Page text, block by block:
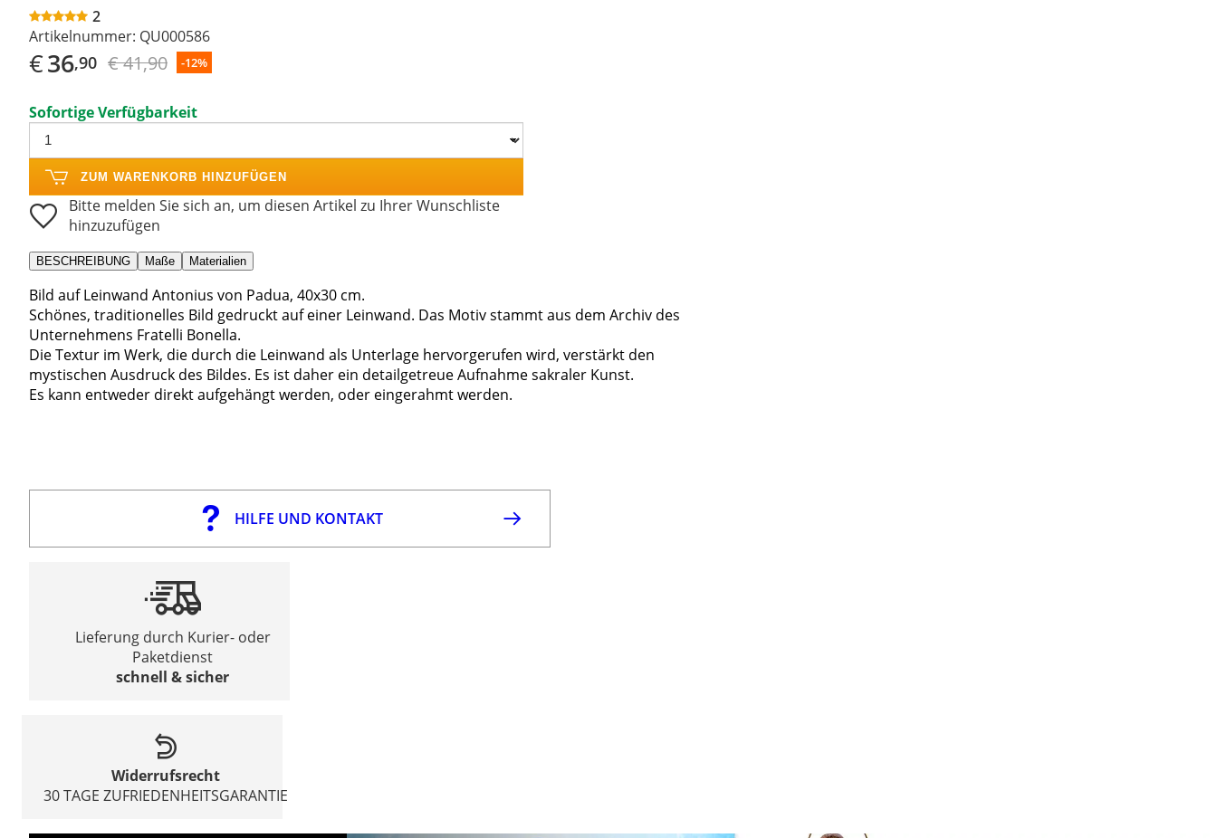
2
Artikelnummer: QU000586
€36,90 € 41,90 -12%
Sofortige Verfügbarkeit
ZUM WARENKORB HINZUFÜGEN
Bitte melden Sie sich an, um diesen Artikel zu Ihrer Wunschliste
hinzuzufügen
BESCHREIBUNG Maße Materialien
Bild auf Leinwand Antonius von Padua, 40x30 cm.
Schönes, traditionelles Bild gedruckt auf einer Leinwand. Das Motiv stammt aus dem Archiv des
Unternehmens Fratelli Bonella.
Die Textur im Werk, die durch die Leinwand als Unterlage hervorgerufen wird, verstärkt den
mystischen Ausdruck des Bildes. Es ist daher ein detailgetreue Aufnahme sakraler Kunst.
Es kann entweder direkt aufgehängt werden, oder eingerahmt werden.
HILFE UND KONTAKT
Lieferung durch Kurier- oder
Paketdienst
schnell & sicher
Widerrufsrecht
30 TAGE ZUFRIEDENHEITSGARANTIE